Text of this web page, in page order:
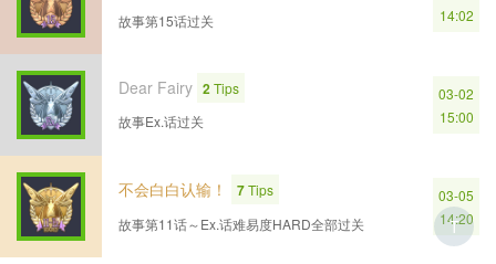
故事第15话过关
14:02
Dear Fairy 2Tips
故事Ex.话过关
03-02
15:00
不会白白认输！ 7Tips
故事第11话～Ex.话难易度HARD全部过关
03-05
14:20
T